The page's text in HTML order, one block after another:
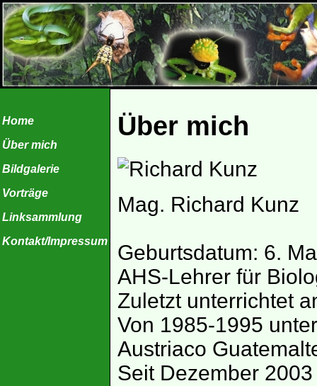
Home
Über mich
Bildgalerie
Vorträge
Linksammlung
Kontakt/Impressum
Über mich
Mag. Richard Kunz
Geburtsdatum: 6.
AHS-Lehrer für
Zuletzt unterrichtet
Von 1985-1995
Austriaco
Seit Dezember